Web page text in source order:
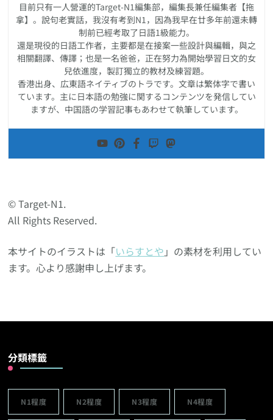
目前只有一人營運的Target-N1編集部，編集長兼任編集者【拖
拿】。說句老實話，我沒有考到N1，因為我早在廿多年前還未轉
制前已經考取了日語1級能力。
還是現役的日語工作者，主要都是在接案一些設計與編輯，與之
相關翻譯、傳譯；也是一名爸爸，正在努力為開始學習日文的女
兒依進度，製訂獨立的教材及練習題。
香港出身、広東語ネイティブのトラです。文章は繁体字で書い
ています。主に日本語の勉強に関するコンテンツを発信してい
ますが、中国語の学習記事もあわせて執筆しています。
© Target-N1.
All Rights Reserved.
本サイトのイラストは「いらすとや 」の素材を利用してい
ます。心より感謝申し上げます。
分類標籤
N1程度 N2程度 N3程度 N4程度